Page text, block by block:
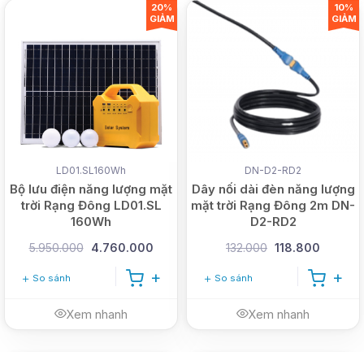
LD01.SL160Wh
Bộ lưu điện năng lượng mặt
trời Rạng Đông LD01.SL
160Wh
5.950.000 4.760.000
So sánh
Xem nhanh
20%
GIẢM
DN-D2-RD2
Dây nối dài đèn năng lượng
mặt trời Rạng Đông 2m DN-
D2-RD2
132.000 118.800
So sánh
Xem nhanh
10%
GIẢM